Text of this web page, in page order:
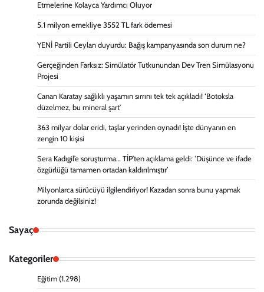
Etmelerine Kolayca Yardımcı Oluyor
5.1 milyon emekliye 3552 TL fark ödemesi
YENİ Partili Ceylan duyurdu: Bağış kampanyasında son durum ne?
Gerçeğinden Farksız: Simülatör Tutkunundan Dev Tren Simülasyonu
Projesi
Canan Karatay sağlıklı yaşamın sırrını tek tek açıkladı! ‘Botoksla
düzelmez, bu mineral şart’
363 milyar dolar eridi, taşlar yerinden oynadı! İşte dünyanın en
zengin 10 kişisi
Sera Kadıgil’e soruşturma… TİP’ten açıklama geldi: ‘Düşünce ve ifade
özgürlüğü tamamen ortadan kaldırılmıştır’
Milyonlarca sürücüyü ilgilendiriyor! Kazadan sonra bunu yapmak
zorunda değilsiniz!
Sayaç
Kategoriler
Eğitim (1.298)